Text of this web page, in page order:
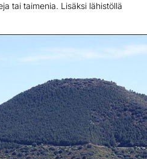
tai taimenia. Lisäksi lähistöllä